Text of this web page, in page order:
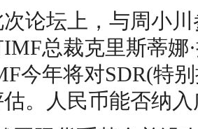
坛上，与周小川
总裁克里斯蒂娜
今年将对SDR(特
。人民币能否纳